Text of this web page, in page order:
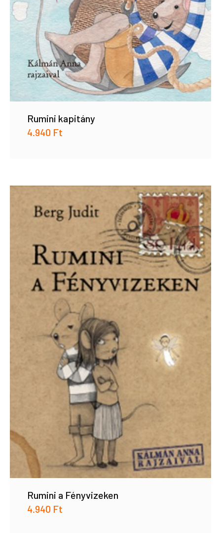
Rumini kapitány
4.940 Ft
Rumini a Fényvizeken
4.940 Ft